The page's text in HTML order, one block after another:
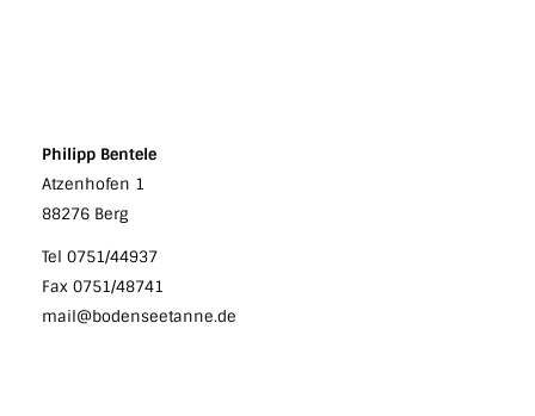
Philipp Bentele
Atzenhofen 1
88276 Berg
Tel 0751/44937
Fax 0751/48741
mail@bodenseetanne.de